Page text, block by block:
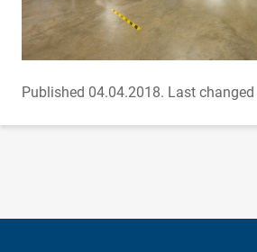
Published 04.04.2018. Last